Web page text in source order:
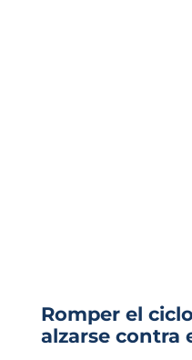
Romper el
alzarse contra